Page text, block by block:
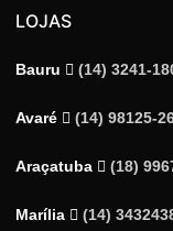
LOJAS
Bauru (14) 3241-
Avaré (14) 98125-
Araçatuba (18)
Marília (14)